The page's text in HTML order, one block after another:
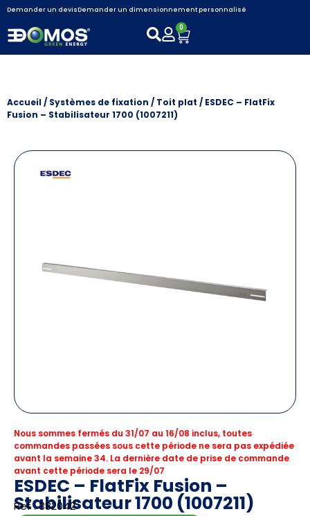
Demander un devisDemander un dimensionnement personnalisé
0
Accueil/ Systèmes de fixation / Toit plat / ESDEC – FlatFix
Fusion – Stabilisateur 1700 (1007211)
Nous sommes fermés du 31/07 au 16/08 inclus, toutes
commandes passées sous cette période ne sera pas expédiée
avant la semaine 34. La dernière date de prise de commande
avant cette période sera le 29/07
ESDEC – FlatFix Fusion –
Stabilisateur 1700 (1007211)
Ref : 382042